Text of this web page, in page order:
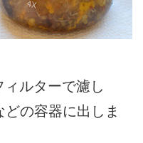
ルターで濾し
の容器に出しま